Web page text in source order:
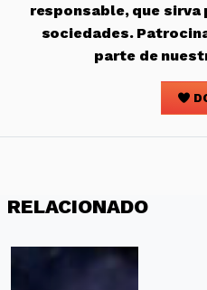
responsable, que
sociedades.
parte de
RELACIONADO